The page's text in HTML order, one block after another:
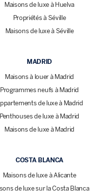
Maisons de luxe à Huelva
Propriétés à Séville
Maisons de luxe à Séville
MADRID
Maisons à louer à Madrid
Programmes neufs à Madrid
de luxe à Madrid
Penthouses de luxe à Madrid
Maisons de luxe à Madrid
COSTA BLANCA
Maisons de luxe à Alicante
de luxe sur la Costa Blanca